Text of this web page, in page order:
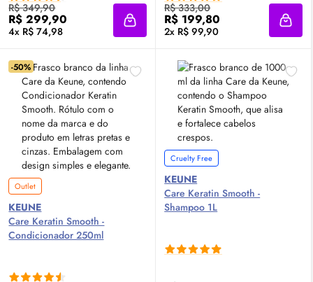
R$ 349,90
R$ 299,90
4x R$ 74,98 Adicionar à sacola
R$ 333,00
R$ 199,80
2x R$ 99,90
-50%
Outlet
KEUNE
Care Keratin Smooth -
Condicionador 250ml
Cruelty Free
KEUNE
Care Keratin Smooth -
Shampoo 1L